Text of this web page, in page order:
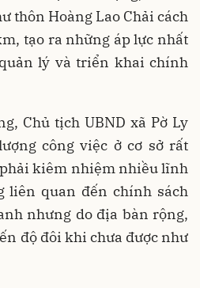
thôn Hoàng Lao Chải cách
tạo ra những áp lực nhất
lý và triển khai chính
Chủ tịch UBND xã Pờ Ly
công việc ở cơ sở rất
kiêm nhiệm nhiều lĩnh
liên quan đến chính sách
nhưng do địa bàn rộng,
độ đôi khi chưa được như